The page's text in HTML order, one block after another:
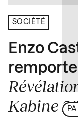
SOCIÉTÉ
Enzo
Kabine